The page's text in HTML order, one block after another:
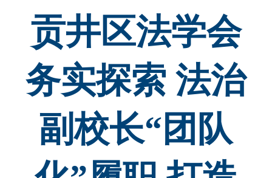
贡井区法学会
务实探索 法治
副校长“团队